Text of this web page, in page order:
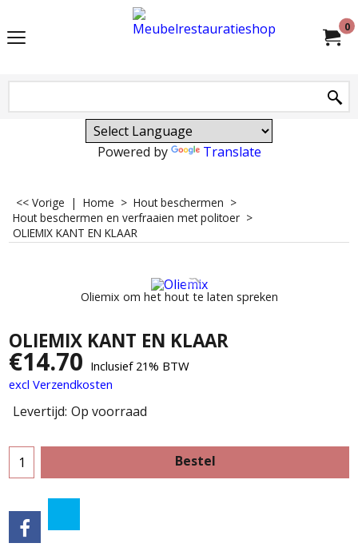
0
Powered by Translate
<< Vorige | Home > Hout beschermen >
Hout beschermen en verfraaien met politoer >
OLIEMIX KANT EN KLAAR
Oliemix om het hout te laten spreken
OLIEMIX KANT EN KLAAR
€14.70 Inclusief 21% BTW
excl Verzendkosten
Levertijd: Op voorraad
Bestel